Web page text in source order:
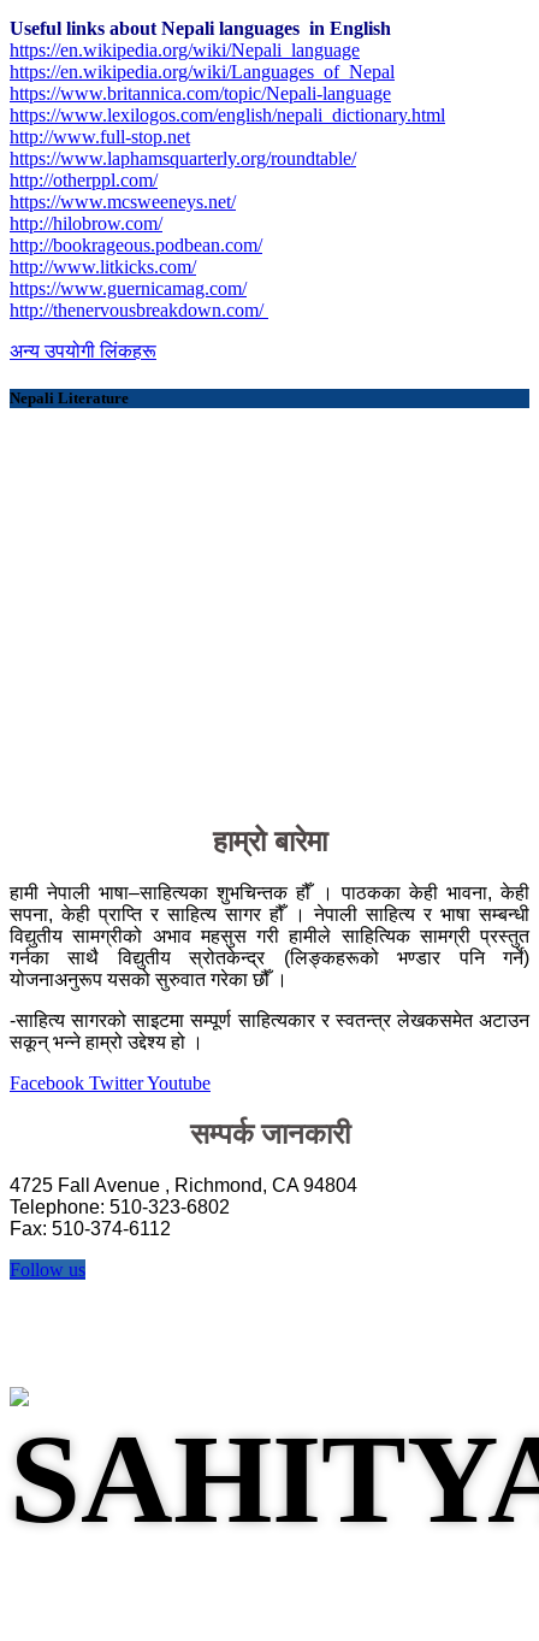
Useful links about Nepali languages in English
https://en.wikipedia.org/wiki/Nepali_language
https://en.wikipedia.org/wiki/Languages_of_Nepal
https://www.britannica.com/topic/Nepali-language
https://www.lexilogos.com/english/nepali_dictionary.html
​http://www.full-stop.net
https://www.laphamsquarterly.org/roundtable/
http://otherppl.com/
https://www.mcsweeneys.net/
http://hilobrow.com/
http://bookrageous.podbean.com/
http://www.litkicks.com/
https://www.guernicamag.com/
http://thenervousbreakdown.com/
अन्य उपयोगी लिंकहरू
Nepali Literature
हाम्रो बारेमा
हामी नेपाली भाषा–साहित्यका शुभचिन्तक हौँ । पाठकका केही भावना, केही
सपना, केही प्राप्ति र साहित्य सागर हौँ । नेपाली साहित्य र भाषा सम्बन्धी
विद्युतीय सामग्रीको अभाव महसुस गरी हामीले साहित्यिक सामग्री प्रस्तुत
गर्नका साथै विद्युतीय स्रोतकेन्द्र (लिङ्कहरूको भण्डार पनि गर्ने)
योजनाअनुरूप यसको सुरुवात गरेका छौँ ।
-साहित्य सागरको साइटमा सम्पूर्ण साहित्यकार र स्वतन्त्र लेखकसमेत अटाउन
सकून् भन्ने हाम्रो उद्देश्य हो ।
Facebook TwitterYoutube
सम्पर्क जानकारी
4725 Fall Avenue , Richmond, CA 94804
Telephone: 510-323-6802
Fax: 510-374-6112
Follow us